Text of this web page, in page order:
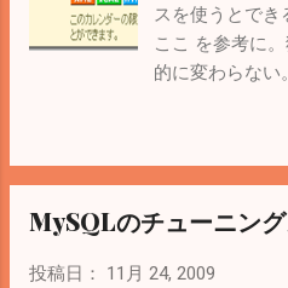
限が切れるらしい。 一応イン
た。 今度は BlueSoleil という
ようかな。 無償版は制限があ
スを使うとでき
ここ を参考に
的に変わらな
択。 「メール
メインのメール
ード」も同様 「
完了。
MySQLのチューニン
投稿日： 11月 24, 2009